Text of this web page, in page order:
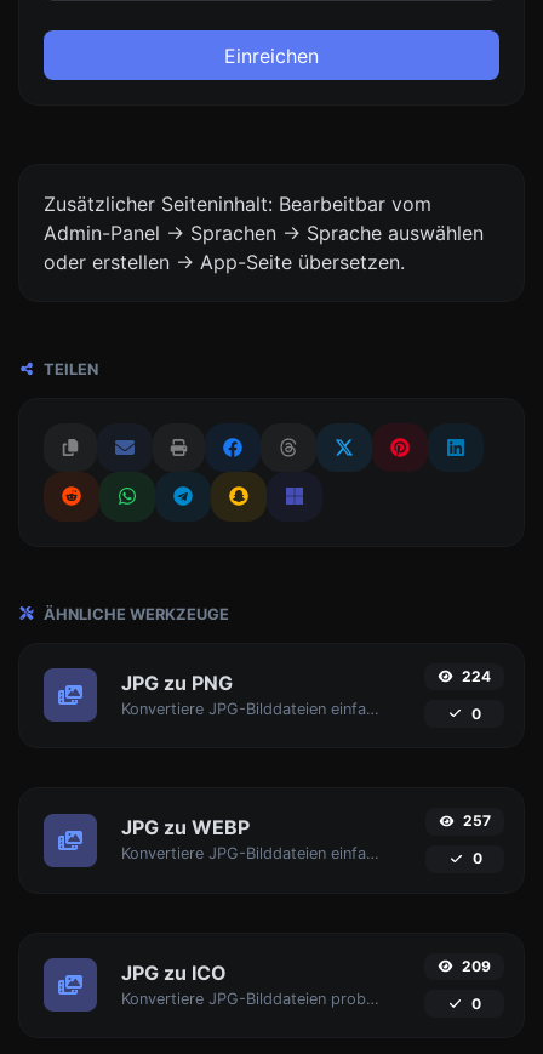
Einreichen
Zusätzlicher Seiteninhalt: Bearbeitbar vom
Admin-Panel -> Sprachen -> Sprache auswählen
oder erstellen -> App-Seite übersetzen.
TEILEN
ÄHNLICHE WERKZEUGE
JPG zu PNG
Konvertiere JPG-Bilddateien einfach in PNG.
224
0
JPG zu WEBP
Konvertiere JPG-Bilddateien einfach in WEBP.
257
0
JPG zu ICO
Konvertiere JPG-Bilddateien problemlos in ICO.
209
0